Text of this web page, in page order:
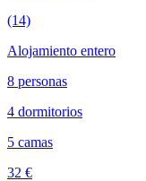
(14)
Alojamiento entero
8 personas
4 dormitorios
5 camas
32 €